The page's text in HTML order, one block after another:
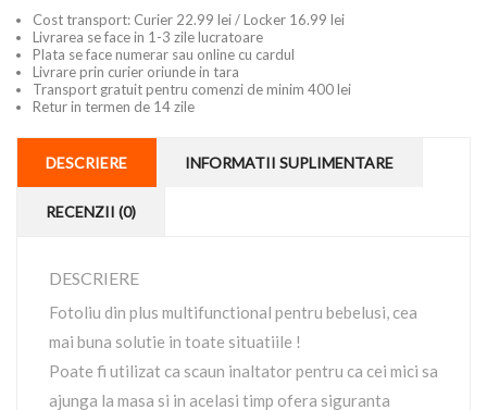
Cost transport: Curier 22.99 lei / Locker 16.99 lei
Livrarea se face in 1-3 zile lucratoare
Plata se face numerar sau online cu cardul
Livrare prin curier oriunde in tara
Transport gratuit pentru comenzi de minim 400 lei
Retur in termen de 14 zile
DESCRIERE INFORMATII SUPLIMENTARE
RECENZII (0)
DESCRIERE
Fotoliu din plus multifunctional pentru bebelusi, cea
mai buna solutie in toate situatiile !
Poate fi utilizat ca scaun inaltator pentru ca cei mici sa
ajunga la masa si in acelasi timp ofera siguranta